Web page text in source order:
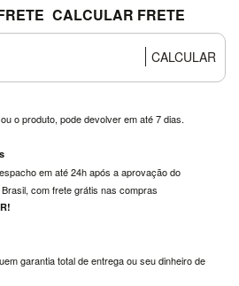
CALCULAR FRETE
CALCULAR
o produto, pode devolver em até 7 dias.
em até 24h após a aprovação do
com frete grátis nas compras
garantia total de entrega ou seu dinheiro de